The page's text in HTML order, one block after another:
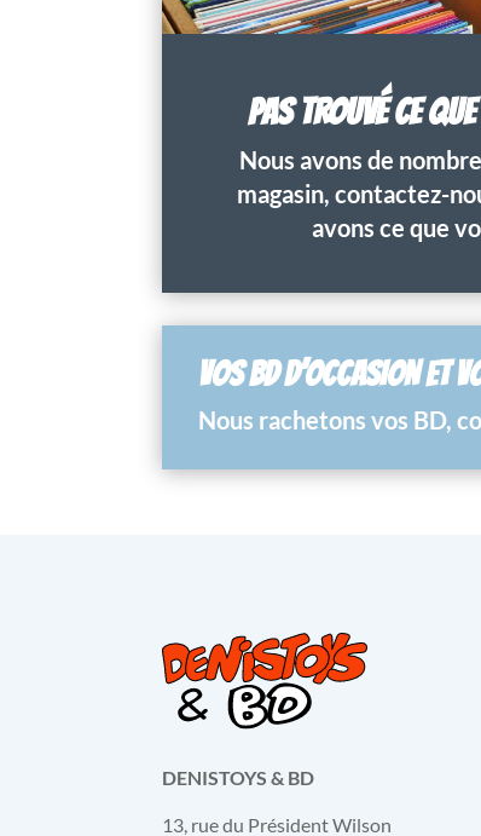
PAS TROUVÉ CE
Nous avons de
magasin, contactez-
avons ce que
VOS BD D’OCCASION ET
Nous rachetons vos BD,
DENISTOYS & BD
13, rue du Président Wilson